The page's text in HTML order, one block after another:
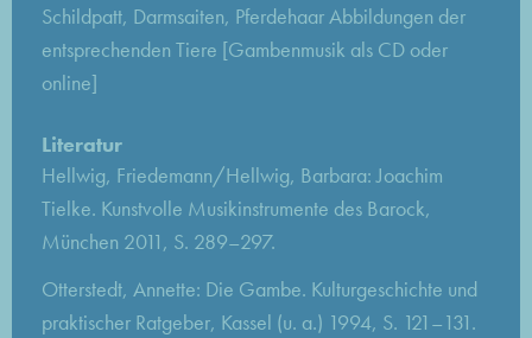
Schildpatt, Darmsaiten, Pferdehaar Abbildungen der
entsprechenden Tiere [Gambenmusik als CD oder
online]
Literatur
Hellwig, Friedemann/Hellwig, Barbara: Joachim
Tielke. Kunstvolle Musikinstrumente des Barock,
München 2011, S. 289–297.
Otterstedt, Annette: Die Gambe. Kulturgeschichte und
praktischer Ratgeber, Kassel (u. a.) 1994, S. 121–131.